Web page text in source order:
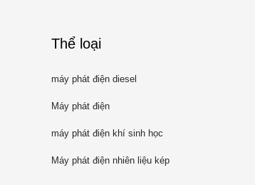
Thể loại
máy phát điện diesel
Máy phát điện
máy phát điện khí sinh học
Máy phát điện nhiên liệu kép